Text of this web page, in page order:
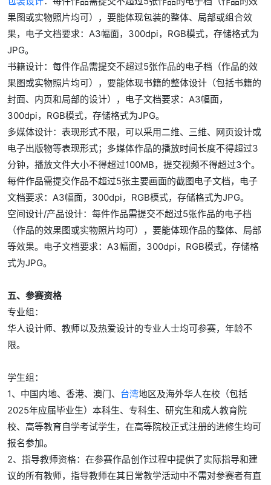
果图或实物照片均可），要能体现包装的整体、局部或组合效
果，电子文档要求：A3幅面，300dpi，RGB模式，存储格式为
JPG。
书籍设计：每件作品需提交不超过5张作品的电子档（作品的效
果图或实物照片均可），要能体现书籍的整体设计（包括书籍的
封面、内页和局部的设计），电子文档要求：A3幅面，
300dpi，RGB模式，存储格式为JPG。
多媒体设计：表现形式不限，可以采用二维、三维、网页设计或
电子出版物等表现形式；多媒体作品的播放时间长度不得超过3
分钟，播放文件大小不得超过100MB，提交视频不得超过3个。
每件作品需提交作品不超过5张主要画面的截图电子文档，电子
文档要求：A3幅面，300dpi，RGB模式，存储格式为JPG。
空间设计/产品设计：每件作品需提交不超过5张作品的电子档
（作品的效果图或实物照片均可），要能体现作品的整体、局部
等效果。电子文档要求：A3幅面，300dpi，RGB模式，存储格
式为JPG。
五、参赛资格
专业组：
华人设计师、教师以及热爱设计的专业人士均可参赛，年龄不
限。
学生组：
1、中国内地、香港、澳门、 台湾地区及海外华人在校（包括
2025年应届毕业生）本科生、专科生、研究生和成人教育院
校、高等教育自学考试学生，在高等院校正式注册的进修生均可
报名参加。
2、指导教师资格：在参赛作品创作过程中提供了实际指导和建
议的所有教师，指导教师在其日常教学活动中不需对参赛者有直